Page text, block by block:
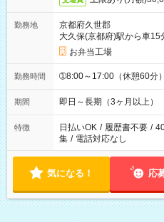
勤務地
京都府久世郡
大久保(京都府)駅から車15
お弁当工場
勤務時間 ➀8:00～17:00（休憩60分
期間 即日～長期（3ヶ月以上）
特徴 日払いOK / 履歴書不要 /
集 / 電話対応なし
気になる！ 応